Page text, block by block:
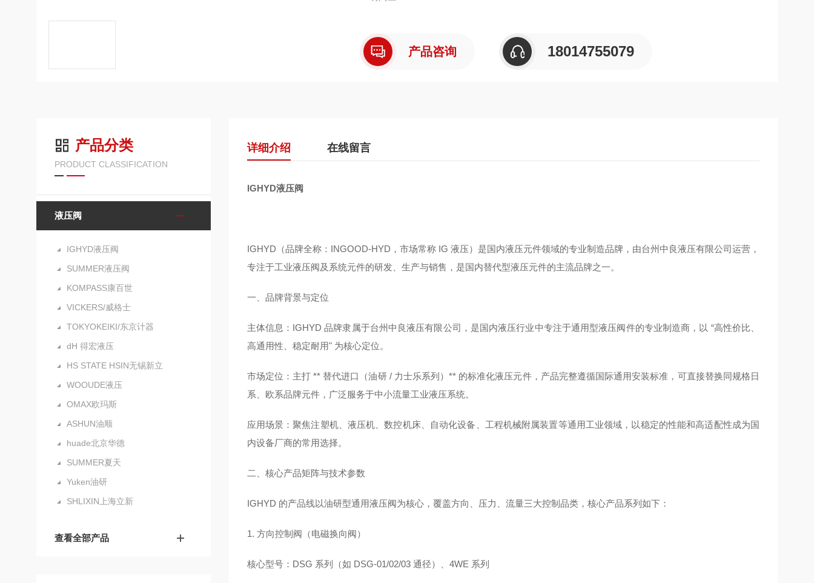
产品咨询 18014755079
产品分类
PRODUCT CLASSIFICATION
液压阀
IGHYD液压阀
SUMMER液压阀
KOMPASS康百世
VICKERS/威格士
TOKYOKEIKI/东京计器
dH 得宏液压
HS STATE HSIN无锡新立
WOOUDE液压
OMAX欧玛斯
ASHUN油顺
huade北京华德
SUMMER夏天
Yuken油研
SHLIXIN上海立新
查看全部产品
详细介绍 在线留言
IGHYD液压阀
IGHYD（品牌全称：INGOOD-HYD，市场常称 IG 液压）是国内液压元件领域的专业制造品牌，由台州中良液压有限公司运营，
专注于工业液压阀及系统元件的研发、生产与销售，是国内替代型液压元件的主流品牌之一。
一、品牌背景与定位
主体信息：IGHYD 品牌隶属于台州中良液压有限公司，是国内液压行业中专注于通用型液压阀件的专业制造商，以 “高性价比、
高通用性、稳定耐用" 为核心定位。
市场定位：主打 ** 替代进口（油研 / 力士乐系列）** 的标准化液压元件，产品完整遵循国际通用安装标准，可直接替换同规格日
系、欧系品牌元件，广泛服务于中小流量工业液压系统。
应用场景：聚焦注塑机、液压机、数控机床、自动化设备、工程机械附属装置等通用工业领域，以稳定的性能和高适配性成为国
内设备厂商的常用选择。
二、核心产品矩阵与技术参数
IGHYD 的产品线以油研型通用液压阀为核心，覆盖方向、压力、流量三大控制品类，核心产品系列如下：
1. 方向控制阀（电磁换向阀）
核心型号：DSG 系列（如 DSG-01/02/03 通径）、4WE 系列